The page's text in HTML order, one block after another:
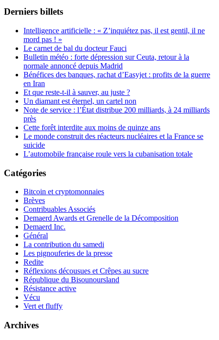
Derniers billets
Intelligence artificielle : « Z’inquiétez pas, il est gentil, il ne
mord pas ! »
Le carnet de bal du docteur Fauci
Bulletin météo : forte dépression sur Ceuta, retour à la
normale annoncé depuis Madrid
Bénéfices des banques, rachat d’Easyjet : profits de la guerre
en Iran
Et que reste-t-il à sauver, au juste ?
Un diamant est éternel, un cartel non
Note de service : l’État distribue 200 milliards, à 24 milliards
près
Cette forêt interdite aux moins de quinze ans
Le monde construit des réacteurs nucléaires et la France se
suicide
L’automobile française roule vers la cubanisation totale
Catégories
Bitcoin et cryptomonnaies
Brèves
Contribuables Associés
Demaerd Awards et Grenelle de la Décomposition
Demaerd Inc.
Général
La contribution du samedi
Les pignouferies de la presse
Redite
Réflexions décousues et Crêpes au sucre
République du Bisounoursland
Résistance active
Vécu
Vert et fluffy
Archives